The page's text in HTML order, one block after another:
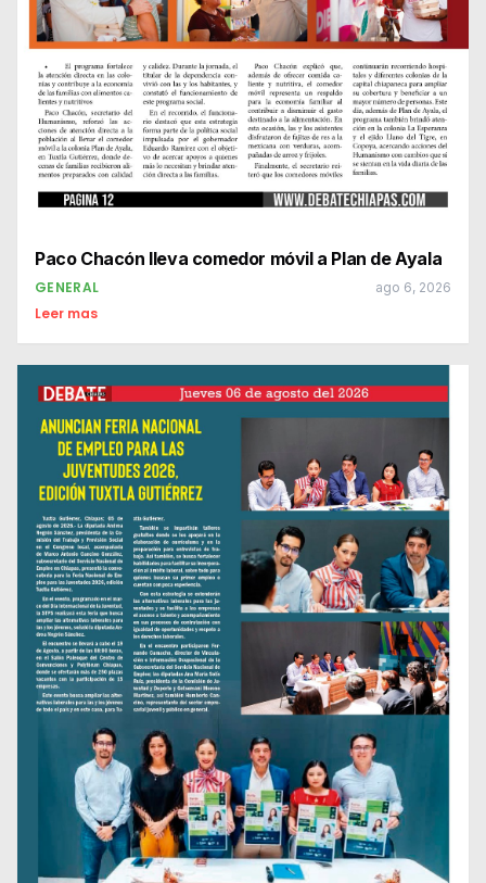
Paco Chacón lleva comedor móvil a Plan de Ayala
GENERAL ago 6, 2026
Leer mas